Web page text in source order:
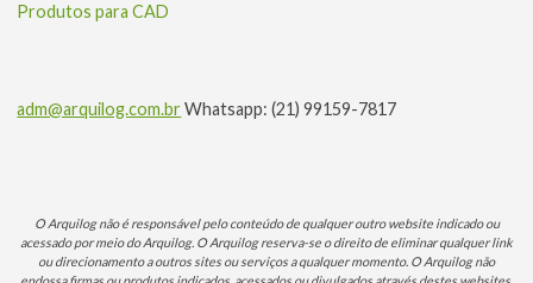
Produtos para CAD
adm@arquilog.com.brWhatsapp: (21) 99159-7817
O Arquilog não é responsável pelo conteúdo de qualquer outro website indicado ou
acessado por meio do Arquilog. O Arquilog reserva-se o direito de eliminar qualquer link
ou direcionamento a outros sites ou serviços a qualquer momento. O Arquilog não